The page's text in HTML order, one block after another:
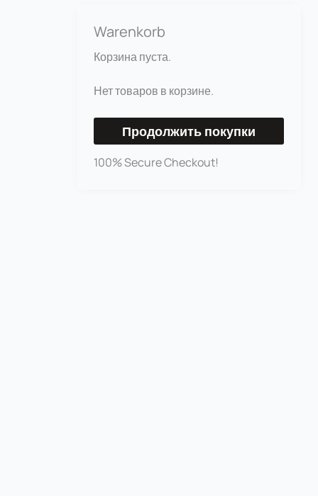
Warenkorb
Корзина пуста.
Нет товаров в корзине.
Продолжить покупки
100% Secure Checkout!